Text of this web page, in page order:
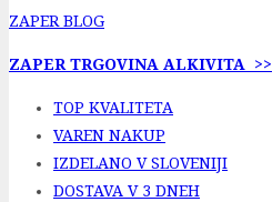
ZAPER BLOG
ZAPER TRGOVINA ALKIVITA >>
TOP KVALITETA
VAREN NAKUP
IZDELANO V SLOVENIJI
DOSTAVA V 3 DNEH